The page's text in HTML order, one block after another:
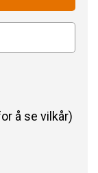
å se vilkår)